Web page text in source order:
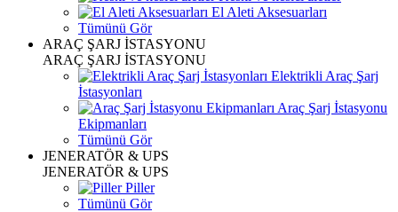
El Aleti Aksesuarları
Tümünü Gör
ARAÇ ŞARJ İSTASYONU
ARAÇ ŞARJ İSTASYONU
Elektrikli Araç Şarj
İstasyonları
Araç Şarj İstasyonu
Ekipmanları
Tümünü Gör
JENERATÖR & UPS
JENERATÖR & UPS
Piller
Tümünü Gör